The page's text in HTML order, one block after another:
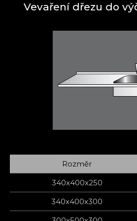
Vevaření dřezu do
Rozměr
340x400x250
340x400x300